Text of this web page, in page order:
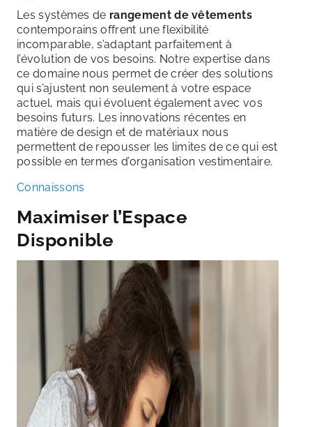
Les systèmes de rangement de vêtements
contemporains offrent une flexibilité
incomparable, s’adaptant parfaitement à
l’évolution de vos besoins. Notre expertise dans
ce domaine nous permet de créer des solutions
qui s’ajustent non seulement à votre espace
actuel, mais qui évoluent également avec vos
besoins futurs. Les innovations récentes en
matière de design et de matériaux nous
permettent de repousser les limites de ce qui est
possible en termes d’organisation vestimentaire.
Connaissons
Maximiser l’Espace
Disponible